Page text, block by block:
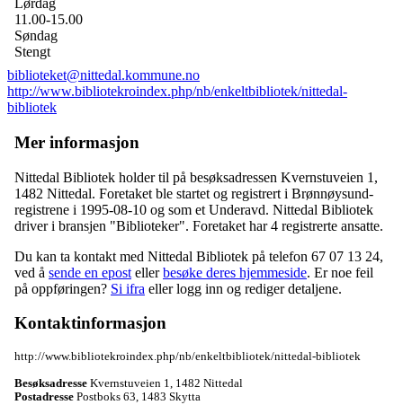
Lørdag
11.00-15.00
Søndag
Stengt
biblioteket@nittedal.kommune.no
http://www.bibliotekroindex.php/nb/enkeltbibliotek/nittedal-
bibliotek
Mer informasjon
Nittedal Bibliotek holder til på besøksadressen Kvernstuveien 1 ,
1482 Nittedal. Foretaket ble startet og registrert i Brønnøysund-
registrene i 1995-08-10 og som et Underavd. Nittedal Bibliotek
driver i bransjen "Biblioteker". Foretaket har 4 registrerte ansatte.
Du kan ta kontakt med Nittedal Bibliotek på telefon 67 07 13 24,
ved å sende en epost ellerbesøke deres hjemmeside. Er noe feil
på oppføringen? Si ifra eller logg inn og rediger detaljene.
Kontaktinformasjon
http://www.bibliotekroindex.php/nb/enkeltbibliotek/nittedal-bibliotek
Besøksadresse Kvernstuveien 1, 1482 Nittedal
Postadresse Postboks 63, 1483 Skytta